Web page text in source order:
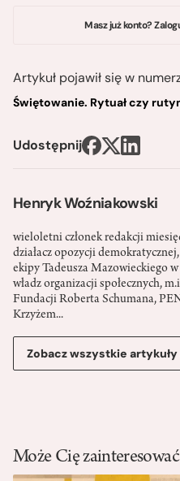
Henryk Woźniakowski
wieloletni członek redakcji
działacz opozycji
ekipy Tadeusza Mazowieckiego
władz organizacji społecznych,
Fundacji Roberta Schumana,
Krzyżem...
Zobacz wszystkie
Masz już konto?
Artykuł pojawił się w
Świętowanie. Rytuał czy
Udostępnij
Może Cię zainteresować